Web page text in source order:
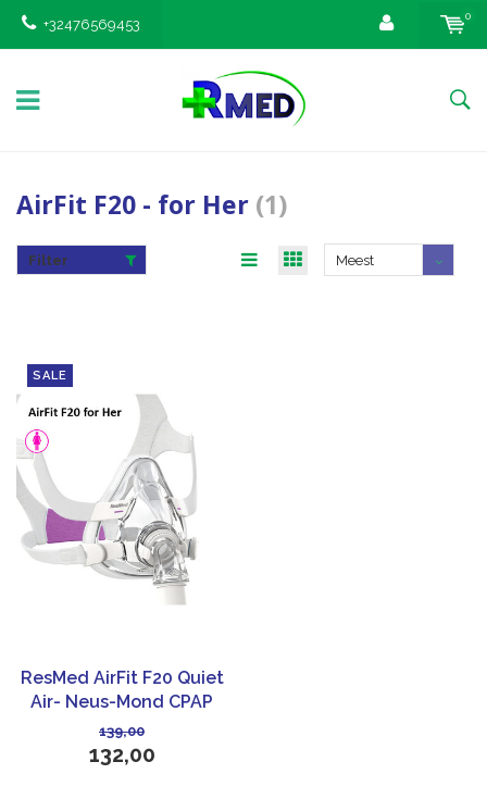
+32476569453
0
AirFit F20 - for Her (1)
Filter
Meest
SALE
ResMed AirFit F20 Quiet
Air- Neus-Mond CPAP
masker for Her
139,00
132,00